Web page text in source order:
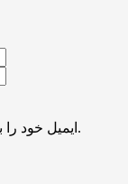
ایمیل خود را برای تنظیم مجدد رمز عبور خود را بررسی کنید.